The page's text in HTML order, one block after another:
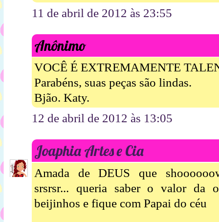
11 de abril de 2012 às 23:55
Anônimo
VOCÊ É EXTREMAMENTE
Parabéns, suas peças são lindas.
Bjão. Katy.
12 de abril de 2012 às 13:05
Joaphia Artes e Cia
Amada de DEUS que
srsrsr... queria saber o valor da
beijinhos e fique com Papai do céu